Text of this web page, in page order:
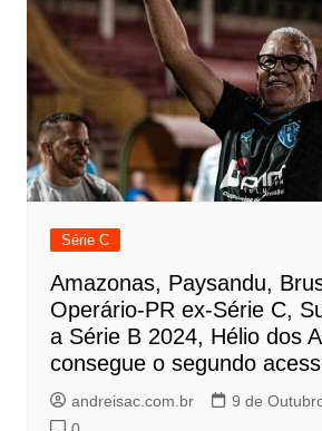
Série C
Amazonas, Paysandu,
Operário-PR ex-Série C,
a Série B 2024, Hélio dos
consegue o segundo
andreisac.com.br
9 de